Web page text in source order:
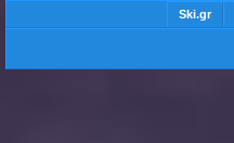
Ski.gr